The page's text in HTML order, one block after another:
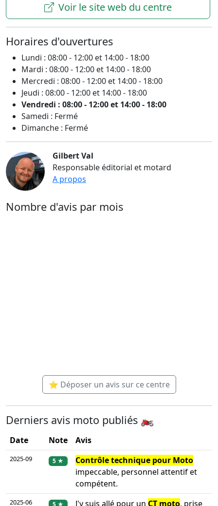
Voir le site web du centre
Horaires d'ouvertures
Lundi : 08:00 - 12:00 et 14:00 - 18:00
Mardi : 08:00 - 12:00 et 14:00 - 18:00
Mercredi : 08:00 - 12:00 et 14:00 - 18:00
Jeudi : 08:00 - 12:00 et 14:00 - 18:00
Vendredi : 08:00 - 12:00 et 14:00 - 18:00
Samedi : Fermé
Dimanche : Fermé
Gilbert Val
Responsable éditorial et motard
A propos
Nombre d'avis par mois
⭐ Déposer un avis sur ce centre
Derniers avis moto publiés 🏍️
Date Note Avis
2025-09 5 ★
Contrôle technique pour Moto
impeccable, personnel attentif et
compétent.
2025-06 J'y suis allé pour un CT moto, prise